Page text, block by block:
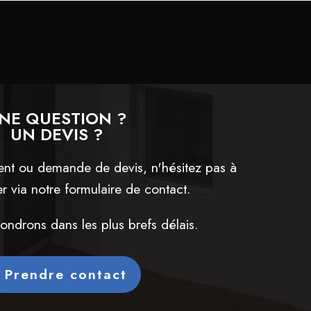
QUESTION ?
UN DEVIS ?
ou demande de devis, n'hésitez pas à
via notre formulaire de contact.
dans les plus brefs délais.
Prendre contact